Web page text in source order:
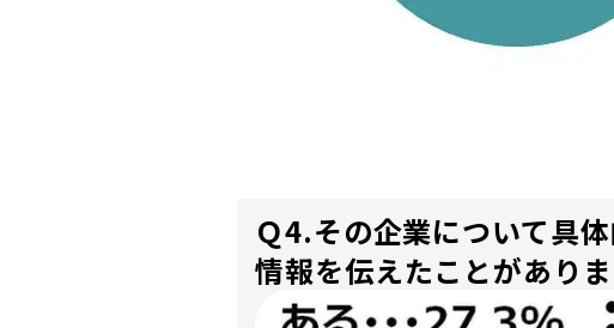
Ｑ4.その企業について具
情報を伝えたことがあり